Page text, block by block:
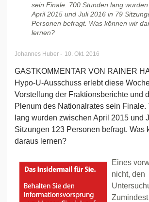
sein Finale. 700 Stunden lang
April 2015 und Juli 2016 in 79
Personen befragt. Was können wir
lernen?
Johannes Huber - 10. Okt. 2016
GASTKOMMENTAR VON RAINER
Hypo-U-Ausschuss erlebt diese
Vorstellung der Fraktionsberichte und
Plenum des Nationalrates sein Finale.
lang wurden zwischen April 2015 und
Sitzungen 123 Personen befragt. Was
daraus lernen?
Eines
nicht, den